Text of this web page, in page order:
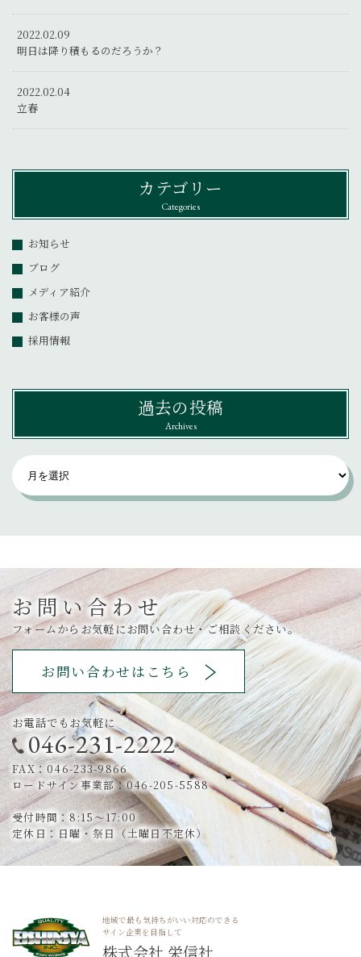
2022.02.09
明日は降り積もるのだろうか？
2022.02.04
立春
カテゴリー
Categories
お知らせ
ブログ
メディア紹介
お客様の声
採用情報
過去の投稿
Archives
お問い合わせ
フォームからお気軽にお問い合わせ・ご相談ください。
お問い合わせはこちら
お電話でもお気軽に
046-231-2222
FAX：046-233-9866
ロードサイン事業部：046-205-5588
受付時間：8:15～17:00
定休日：日曜・祭日（土曜日不定休）
地域で最も気持ちがいい対応のできる
サイン企業を目指して
株式会社 栄信社